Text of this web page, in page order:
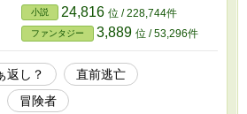
アの元に続々と集まる攻略者達。それぞれ
と計略と打算を抱えたポンコツ達をミア
する？！ ※たまにＢＬやＧＬ的な台詞が
で苦手な方はご注意を ※攻略対象が合流
は少し進んでからです
小説 24,816 位 / 228,744件
ファンタジー 3,889 位 / 53,296件
返し？
直前逃亡
冒険者